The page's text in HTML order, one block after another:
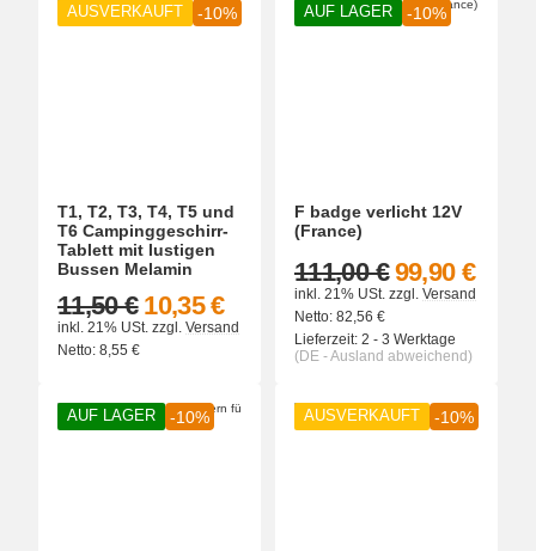
AUSVERKAUFT -10%
T1, T2, T3, T4, T5 und
T6 Campinggeschirr-
Tablett mit lustigen
Bussen Melamin
10,35 €
11,50 €
inkl. 21% USt. zzgl. Versand
Netto: 8,55 €
AUF LAGER -10%
F badge verlicht 12V
(France)
99,90 €
111,00 €
inkl. 21% USt. zzgl. Versand
Netto: 82,56 €
Lieferzeit: 2 - 3 Werktage
(DE - Ausland abweichend)
AUF LAGER -10% AUSVERKAUFT -10%